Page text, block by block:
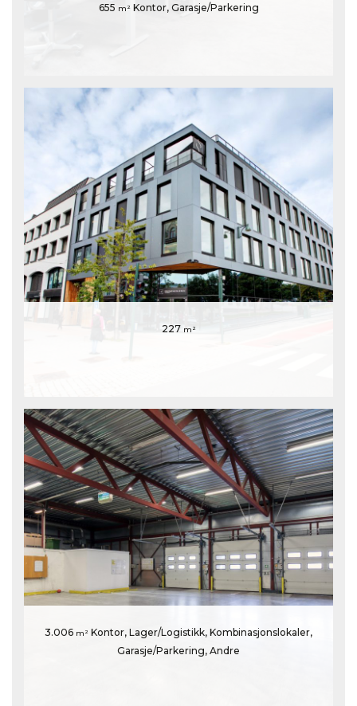
655 m² Kontor, Garasje/Parkering
227 m²
3.006 m² Kontor, Lager/Logistikk, Kombinasjonslokaler,
Garasje/Parkering, Andre